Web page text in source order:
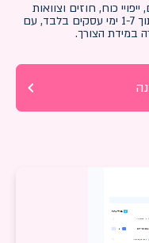
כוח, חוזים וצוואות
בחותמת אפוסטיל מבתי משפט השלום תוך 1-7 ימי עסקים בלבד, עם
במידת הצורך.